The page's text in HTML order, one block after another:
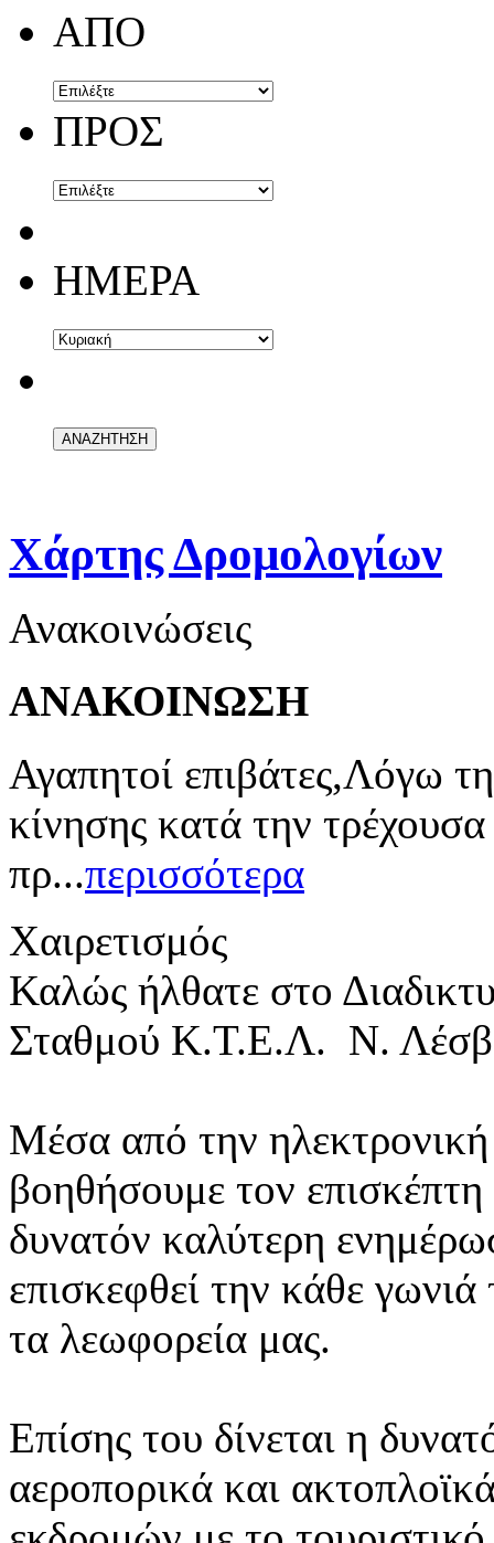
ΑΠΟ
ΠΡΟΣ
ΗΜΕΡΑ
Χάρτης Δρομολογίων
Ανακοινώσεις
ΑΝΑΚΟΙΝΩΣΗ
Αγαπητοί επιβάτες,Λόγω
κίνησης κατά την
πρ...περισσότερα
Χαιρετισμός
Καλώς ήλθατε στο
Σταθμού Κ.Τ.Ε.Λ. Ν.
Μέσα από την ηλεκτρονική
βοηθήσουμε τον
δυνατόν καλύτερη
επισκεφθεί την κάθε
τα λεωφορεία μας.
Επίσης του δίνεται η
αεροπορικά και